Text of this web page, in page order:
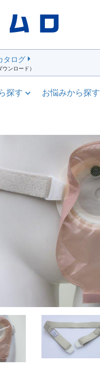
タログ
ウンロード）
探す お悩みから探す